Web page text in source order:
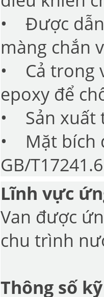
• Được dẫn
màng chắn
• Cả trong
epoxy để
• Sản xuất
• Mặt bích
GB/
Lĩnh vực
Van được
chu trình
Thông số